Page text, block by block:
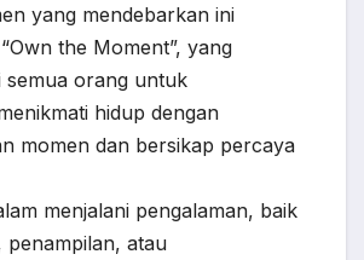
yang mendebarkan ini
the Moment”, yang
semua orang untuk
hidup dengan
momen dan bersikap percaya
menjalani pengalaman, baik
penampilan, atau